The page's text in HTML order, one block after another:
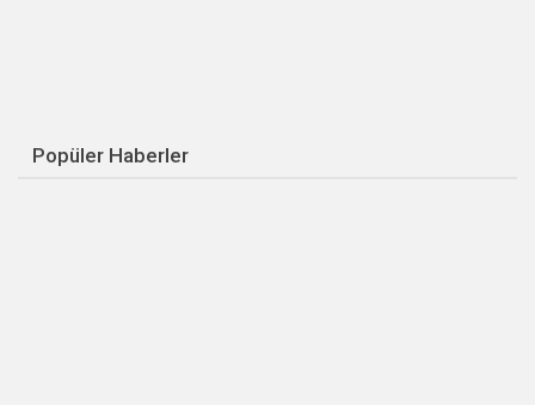
Popüler Haberler